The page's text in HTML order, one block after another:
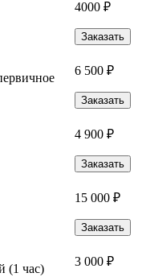
4000 ₽
Заказать
6 500 ₽
Заказать
4 900 ₽
Заказать
15 000 ₽
Заказать
(1 час)
3 000 ₽